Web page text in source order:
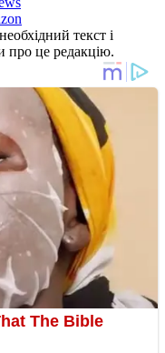
текст і
про це редакцію.